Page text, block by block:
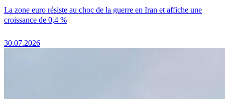
La zone euro résiste au choc de la guerre en Iran et affiche une
croissance de 0,4 %
30.07.2026